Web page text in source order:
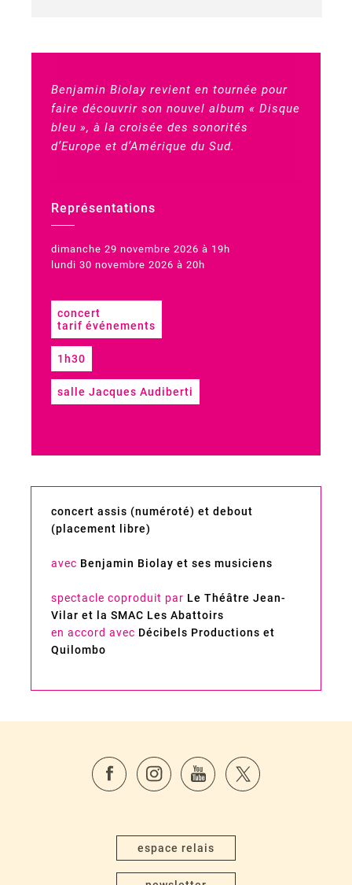
Benjamin Biolay revient en tournée pour
faire découvrir son nouvel album « Disque
bleu », à la croisée des sonorités
d’Europe et d’Amérique du Sud.
Représentations
dimanche 29 novembre 2026 à 19h
lundi 30 novembre 2026 à 20h
concert
tarif événements
1h30
salle Jacques Audiberti
concert assis (numéroté) et debout
(placement libre)
avec Benjamin Biolay et ses musiciens
spectacle coproduit par Le Théâtre Jean-
Vilar et la SMAC Les Abattoirs
en accord avec Décibels Productions et
Quilombo
espace relais